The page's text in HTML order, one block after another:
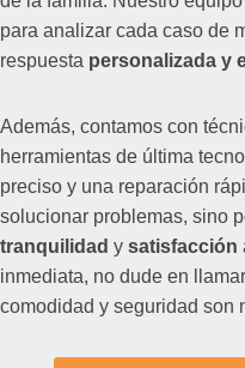
para analizar cada caso de
respuesta personalizada y
Además, contamos con
herramientas de última
preciso y una reparación
solucionar problemas, sino
tranquilidad y satisfacción
inmediata, no dude en
comodidad y seguridad son